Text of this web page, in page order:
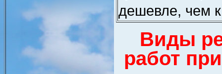
дешевле, чем
Виды
работ